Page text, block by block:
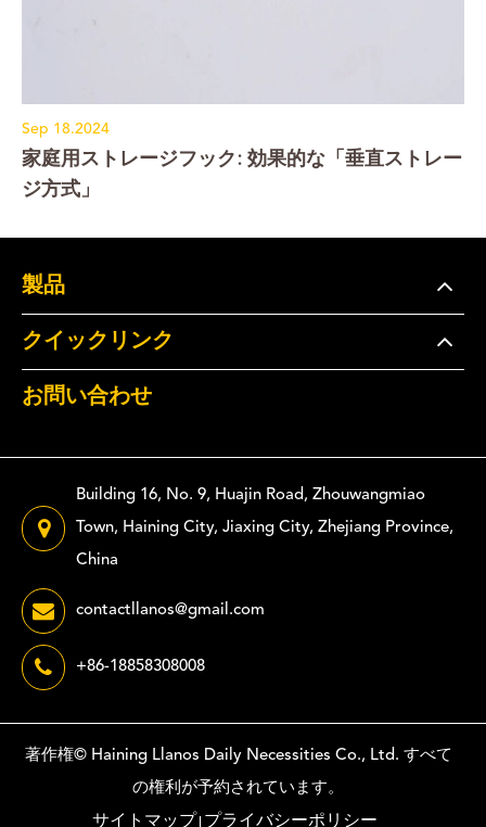
Sep 18.2024
家庭用ストレージフック: 効果的な「垂直ストレー
ジ方式」
製品
クイックリンク
お問い合わせ
Building 16, No. 9, Huajin Road, Zhouwangmiao
Town, Haining City, Jiaxing City, Zhejiang Province,
China
contactllanos@gmail.com
+86-18858308008
著作権© Haining Llanos Daily Necessities Co., Ltd. すべて
の権利が予約されています。
サイトマップ プライバシーポリシー